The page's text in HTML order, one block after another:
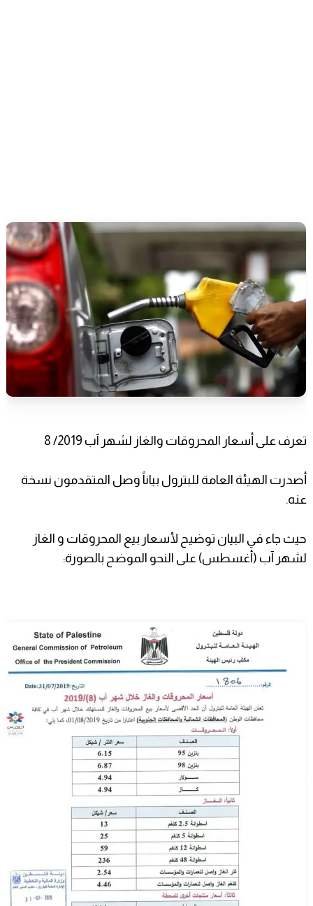
تعرف على أسعار المحروقات والغاز لشهر آب 2019/ 8
أصدرت الهيئة العامة للبترول بياناً وصل المتقدمون نسخة
عنه.
حيث جاء في البيان توضيح لأسعار بيع المحروقات و الغاز
لشهر آب (أغسطس) على النحو الموضح بالصورة: